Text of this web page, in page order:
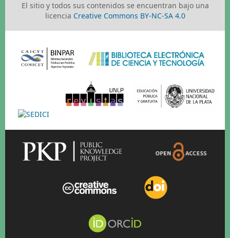
El sitio y todos sus contenidos se encuentran bajo una
licencia Creative Commons BY-NC-SA 4.0